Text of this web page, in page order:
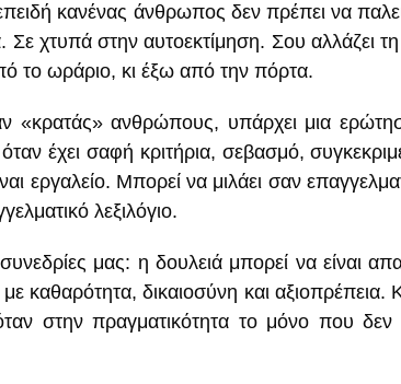
κανένας άνθρωπος δεν πρέπει να
χτυπά στην αυτοεκτίμηση. Σου αλλάζει
το ωράριο, κι έξω από την πόρτα.
«κρατάς» ανθρώπους, υπάρχει μια
έχει σαφή κριτήρια, σεβασμό,
εργαλείο. Μπορεί να μιλάει σαν
λεξιλόγιο.
μας: η δουλειά μπορεί να είναι
με καθαρότητα, δικαιοσύνη και
στην πραγματικότητα το μόνο που δεν